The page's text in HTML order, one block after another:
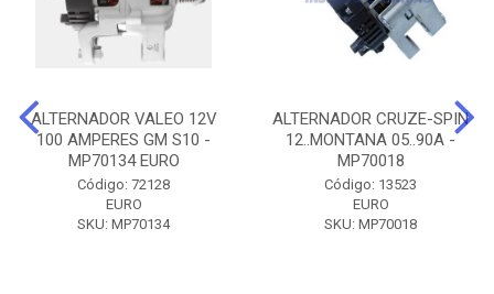
ALTERNADOR VALEO 12V
100 AMPERES GM S10 -
MP70134 EURO
Código: 72128
EURO
SKU: MP70134
ALTERNADOR CRUZE-SPIN
12..MONTANA 05..90A -
MP70018
Código: 13523
EURO
SKU: MP70018